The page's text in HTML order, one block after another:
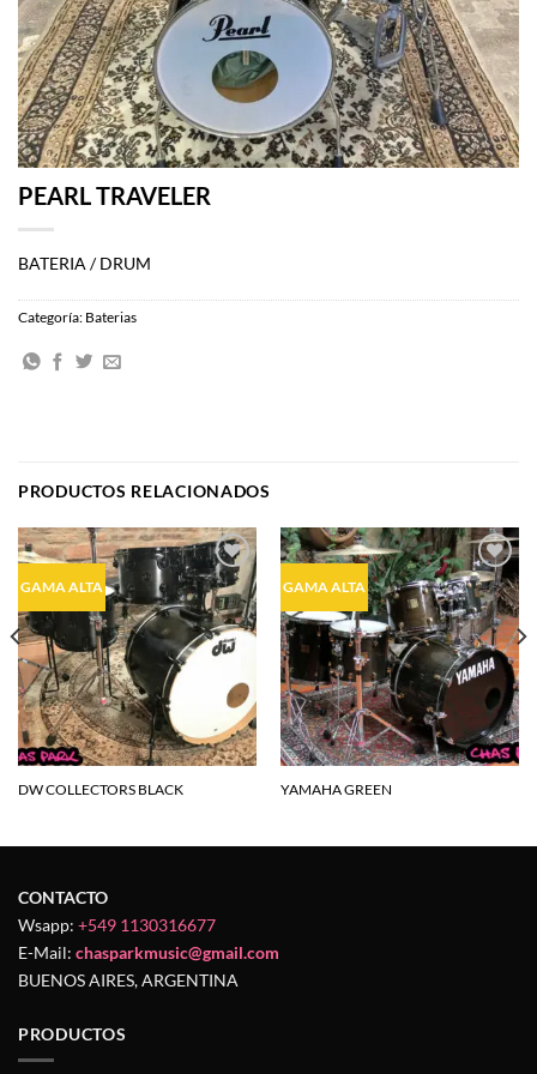
PEARL TRAVELER
BATERIA / DRUM
Categoría: Baterias
PRODUCTOS RELACIONADOS
GAMA ALTA
Agregar
a la
lista de
deseos
DW COLLECTORS BLACK
GAMA ALTA
Agregar
a la
lista de
deseos
YAMAHA GREEN
CONTACTO
Wsapp: +549 1130316677
E-Mail: chasparkmusic@gmail.com
BUENOS AIRES, ARGENTINA
PRODUCTOS